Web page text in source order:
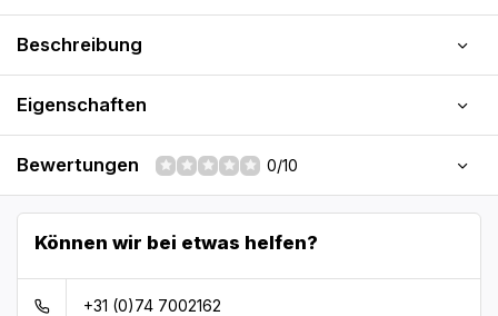
Beschreibung
Eigenschaften
Bewertungen 0/10
Können wir bei etwas helfen?
+31 (0)74 7002162